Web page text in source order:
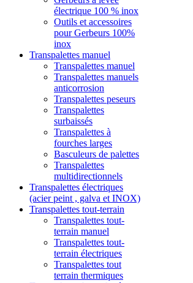
électrique 100 % inox
Outils et accessoires
pour Gerbeurs 100%
inox
Transpalettes manuel
Transpalettes manuel
Transpalettes manuels
anticorrosion
Transpalettes peseurs
Transpalettes
surbaissés
Transpalettes à
fourches larges
Basculeurs de palettes
Transpalettes
multidirectionnels
Transpalettes électriques
(acier peint , galva et INOX)
Transpalettes tout-terrain
Transpalettes tout-
terrain manuel
Transpalettes tout-
terrain électriques
Transpalettes tout
terrain thermiques